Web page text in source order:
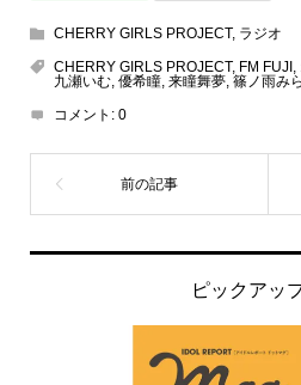
CHERRY GIRLS PROJECT, ラジオ
CHERRY GIRLS PROJECT, FM FUJI,
九瀬いむ, 優希瞳, 来瞳舞夢, 篠ノ雨み
コメント: 0
ピックアッ